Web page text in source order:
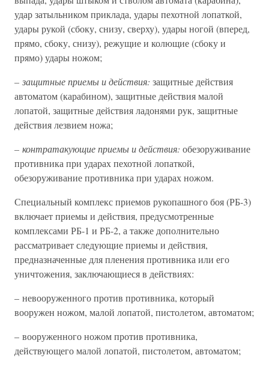
удар затыльником приклада, удары пехотной лопаткой,
удары рукой (сбоку, снизу, сверху), удары ногой (вперед,
прямо, сбоку, снизу), режущие и колющие (сбоку и
прямо) удары ножом;
– защитные приемы и действия: защитные действия
автоматом (карабином), защитные действия малой
лопатой, защитные действия ладонями рук, защитные
действия лезвием ножа;
– контратакующие приемы и действия: обезоруживание
противника при ударах пехотной лопаткой,
обезоруживание противника при ударах ножом.
Специальный комплекс приемов рукопашного боя (РБ-3)
включает приемы и действия, предусмотренные
комплексами РБ-1 и РБ-2, а также дополнительно
рассматривает следующие приемы и действия,
предназначенные для пленения противника или его
уничтожения, заключающиеся в действиях:
– невооруженного против противника, который
вооружен ножом, малой лопатой, пистолетом, автоматом;
– вооруженного ножом против противника,
действующего малой лопатой, пистолетом, автоматом;